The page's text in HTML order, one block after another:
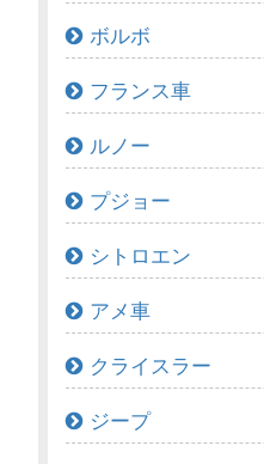
ボルボ
フランス車
ルノー
プジョー
シトロエン
アメ車
クライスラー
ジープ